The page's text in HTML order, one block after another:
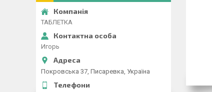
ТАБЛЕТКА
Игорь
Покровська 37, Писаревка, Україна